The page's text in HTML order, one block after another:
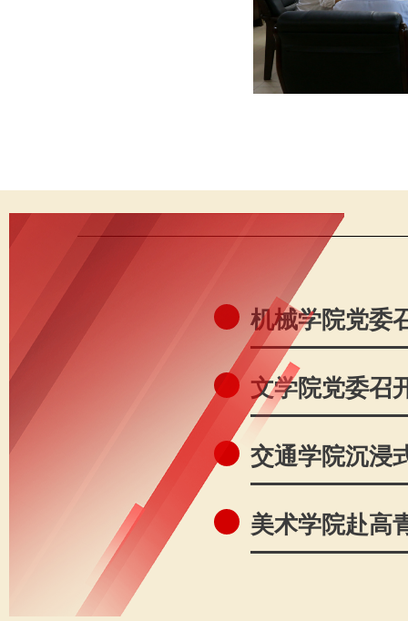
机械学院党委
文学院党委召
交通学院沉浸
美术学院赴高